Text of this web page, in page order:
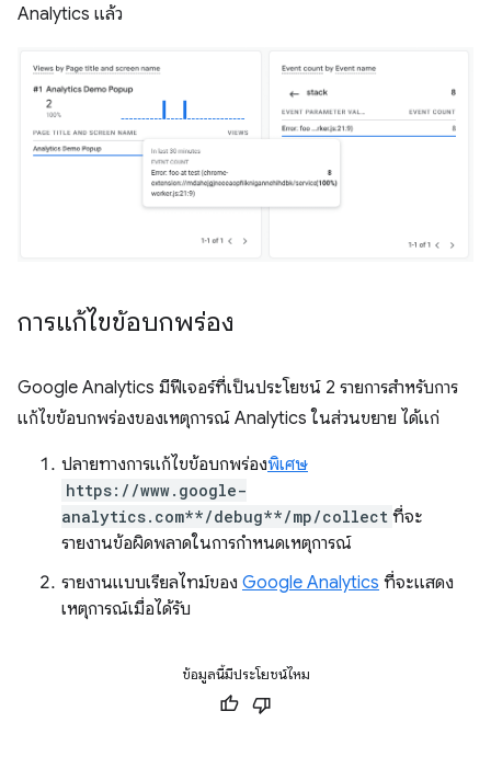
Analytics แล้ว
การแก้ไขข้อบกพร่อง
Google Analytics มีฟีเจอร์ที่เป็นประโยชน์ 2 รายการสำหรับการ
แก้ไขข้อบกพร่องของเหตุการณ์ Analytics ในส่วนขยาย ได้แก่
ปลายทางการแก้ไขข้อบกพร่องพิเศษ
https://www.google-
analytics.com**/debug**/mp/collect ที่จะ
รายงานข้อผิดพลาดในการกำหนดเหตุการณ์
รายงานแบบเรียลไทม์ของ Google Analytics ที่จะแสดง
เหตุการณ์เมื่อได้รับ
ข้อมูลนี้มีประโยชน์ไหม